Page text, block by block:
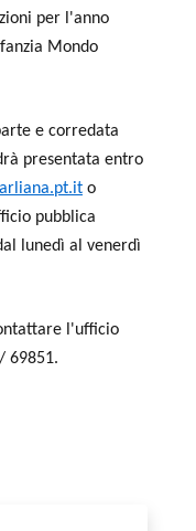
per l'anno
Mondo
e corredata
presentata entro
o
pubblica
lunedì al venerdì
l'ufficio
69851.